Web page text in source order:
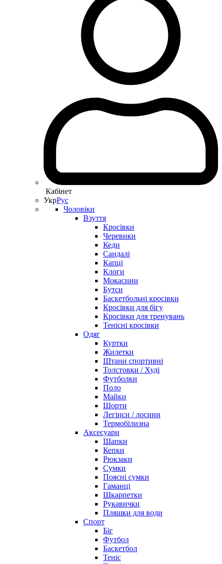
Кабінет
УкрРус
Чоловіки
Взуття
Кросівки
Черевики
Кеди
Сандалі
Капці
Клоги
Мокасини
Бутси
Баскетбольні кросівки
Кросівки для бігу
Кросівки для тренувань
Тенісні кросівки
Одяг
Куртки
Жилетки
Штани спортивні
Толстовки / Худі
Футболки
Поло
Майки
Шорти
Легінси / лосини
Термобілизна
Аксесуари
Шапки
Кепки
Рюкзаки
Сумки
Поясні сумки
Гаманці
Шкарпетки
Рукавички
Пляшки для води
Спорт
Біг
Футбол
Баскетбол
Теніс